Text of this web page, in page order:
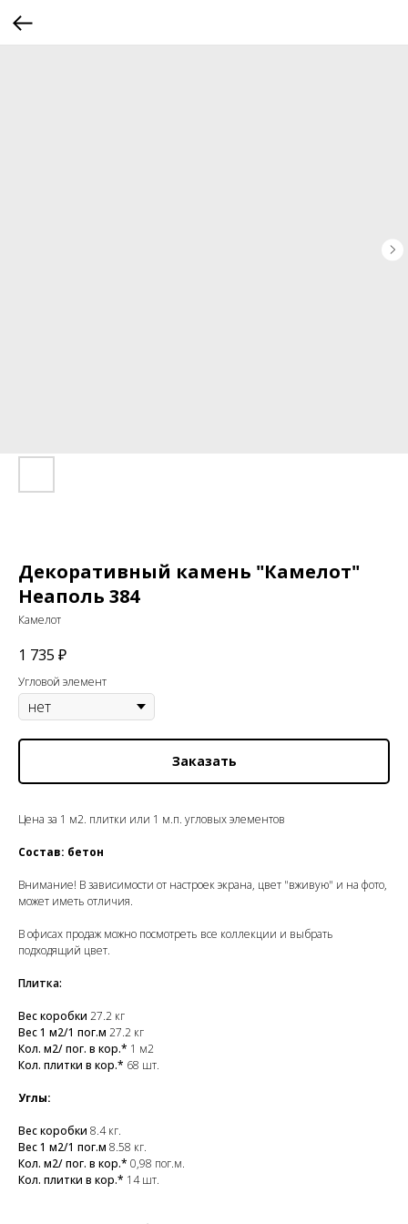
Декоративный камень "Камелот"
Неаполь 384
Камелот
1 735 ₽
Угловой элемент
Заказать
Цена за 1 м2. плитки или 1 м.п. угловых элементов
Состав: бетон
Внимание! В зависимости от настроек экрана, цвет "вживую" и на фото,
может иметь отличия.
В офисах продаж можно посмотреть все коллекции и выбрать
подходящий цвет.
Плитка:
Вес коробки 27.2 кг
Вес 1 м2/1 пог.м 27.2 кг
Кол. м2/ пог. в кор.* 1 м2
Кол. плитки в кор.* 68 шт.
Углы:
Вес коробки 8.4 кг.
Вес 1 м2/1 пог.м 8.58 кг.
Кол. м2/ пог. в кор.* 0,98 пог.м.
Кол. плитки в кор.* 14 шт.